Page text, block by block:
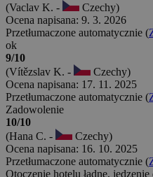
(Vaclav K. -
Czechy)
Ocena napisana: 9. 3. 2026
Przetłumaczone automatycznie (
ok
9/10
(Vítězslav K. -
Czechy)
Ocena napisana: 17. 11. 2025
Przetłumaczone automatycznie (
Zadowolenie
10/10
(Hana C. -
Czechy)
Ocena napisana: 16. 10. 2025
Przetłumaczone automatycznie (
Otoczenie hotelu ładne,